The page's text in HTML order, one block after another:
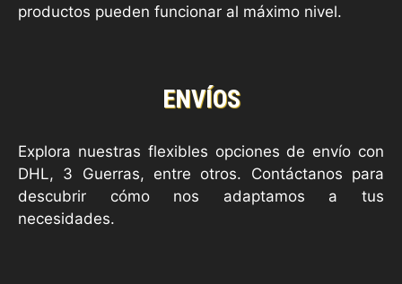
productos pueden funcionar al máximo nivel.
ENVÍOS
Explora nuestras flexibles opciones de envío con
DHL, 3 Guerras, entre otros. Contáctanos para
descubrir cómo nos adaptamos a tus
necesidades.